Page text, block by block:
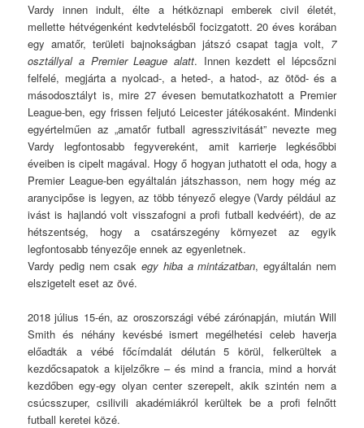
Vardy innen indult, élte a hétköznapi emberek civil életét,
mellette hétvégenként kedvtelésből focizgatott. 20 éves korában
egy amatőr, területi bajnokságban játszó csapat tagja volt, 7
osztállyal a Premier League alatt. Innen kezdett el lépcsőzni
felfelé, megjárta a nyolcad-, a heted-, a hatod-, az ötöd- és a
másodosztályt is, mire 27 évesen bemutatkozhatott a Premier
League-ben, egy frissen feljutó Leicester játékosaként. Mindenki
egyértelműen az „amatőr futball agresszivitását” nevezte meg
Vardy legfontosabb fegyvereként, amit karrierje legkésőbbi
éveiben is cipelt magával. Hogy ő hogyan juthatott el oda, hogy a
Premier League-ben egyáltalán játszhasson, nem hogy még az
aranycipőse is legyen, az több tényező elegye (Vardy például az
ivást is hajlandó volt visszafogni a profi futball kedvéért), de az
hétszentség, hogy a csatárszegény környezet az egyik
legfontosabb tényezője ennek az egyenletnek.
Vardy pedig nem csakegy hiba a mintázatban, egyáltalán nem
elszigetelt eset az övé.
2018 július 15-én, az oroszországi vébé zárónapján, miután Will
Smith és néhány kevésbé ismert megélhetési celeb haverja
előadták a vébé főcímdalát délután 5 körül, felkerültek a
kezdőcsapatok a kijelzőkre – és mind a francia, mind a horvát
kezdőben egy-egy olyan center szerepelt, akik szintén nem a
csúcsszuper, csilivili akadémiákról kerültek be a profi felnőtt
futball keretei közé.